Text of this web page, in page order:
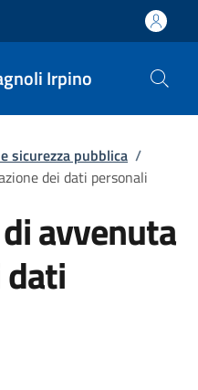
Irpino
sicurezza pubblica /
dei dati personali
avvenuta